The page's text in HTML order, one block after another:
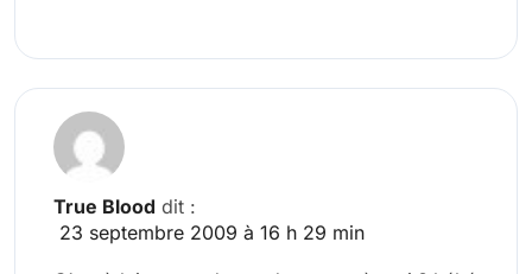
True Blood dit :
23 septembre 2009 à 16 h 29 min